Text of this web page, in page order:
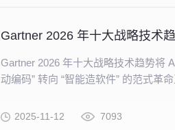
Gartner 2026 年十大战略技术
Gartner 2026 年十大战略技术趋势将
动编码” 转向 “智能造软件” 的范式革
件” 的转化效率实现指数级提升。
2025-11-12 7093